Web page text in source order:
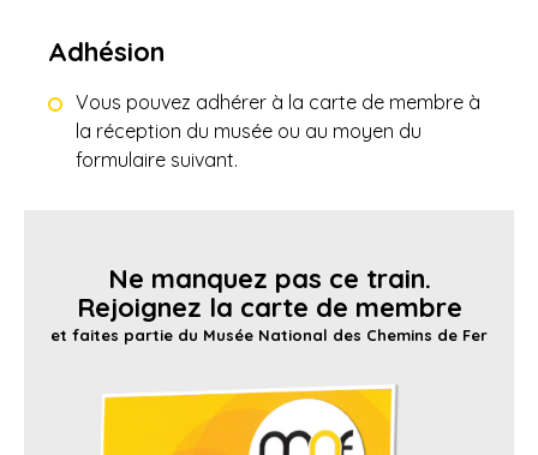
Adhésion
Vous pouvez adhérer à la carte de membre à
la réception du musée ou au moyen du
formulaire suivant.
Ne manquez pas ce train.
Rejoignez la carte de membre
et faites partie du Musée National des Chemins de Fer